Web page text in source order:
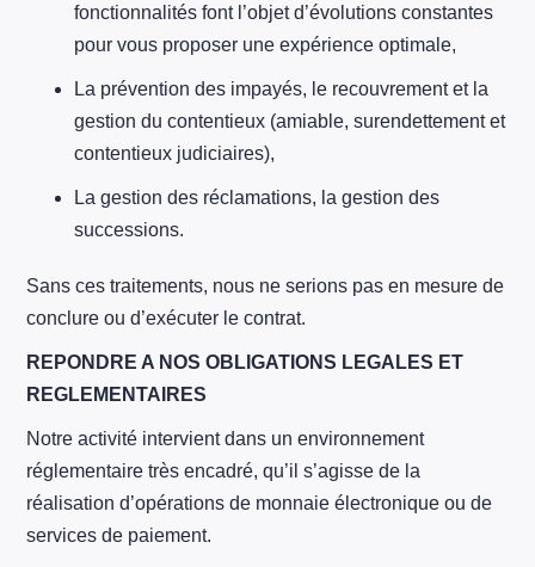
fonctionnalités font l’objet d’évolutions constantes
pour vous proposer une expérience optimale,
La prévention des impayés, le recouvrement et la
gestion du contentieux (amiable, surendettement et
contentieux judiciaires),
La gestion des réclamations, la gestion des
successions.
Sans ces traitements, nous ne serions pas en mesure de
conclure ou d’exécuter le contrat.
REPONDRE A NOS OBLIGATIONS LEGALES ET
REGLEMENTAIRES
Notre activité intervient dans un environnement
réglementaire très encadré, qu’il s’agisse de la
réalisation d’opérations de monnaie électronique ou de
services de paiement.